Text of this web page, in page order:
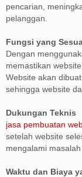
pencarian,
pelanggan.
Fungsi yang
Dengan
memastikan
Website akan
sehingga website
Dukungan Teknis
jasa pembuatan
setelah website
mengalami
Waktu dan Biaya